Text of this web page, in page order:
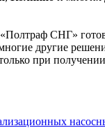
СНГ»
другие
при